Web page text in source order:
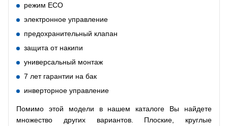
режим ECO
электронное управление
предохранительный клапан
защита от накипи
универсальный монтаж
7 лет гарантии на бак
инверторное управление
Помимо этой модели в нашем каталоге Вы найдете
множество других вариантов. Плоские, круглые